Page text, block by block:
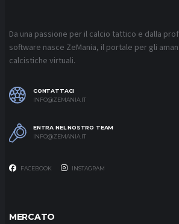
Da una passione per il calcio tattico e dalla
software nasce ZeMania, il portale per gli
calcistiche virtuali.
CONTATTACI
INFO@ZEMANIA.IT
ENTRA NEL NOSTRO TEAM
INFO@ZEMANIA.IT
FACEBOOK INSTAGRAM
MERCATO